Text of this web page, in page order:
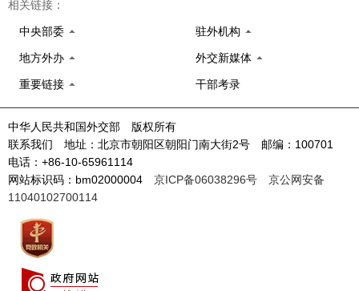
相关链接：
中央部委 驻外机构
地方外办 外交新媒体
重要链接 干部考录
中华人民共和国外交部 版权所有
联系我们 地址：北京市朝阳区朝阳门南大街2号 邮编：100701
电话：+86-10-65961114
网站标识码：bm02000004 京ICP备06038296号
京公网安备
11040102700114